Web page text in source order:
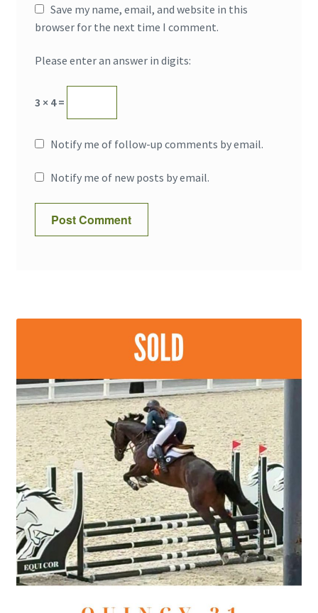
Save my name, email, and website in this
browser for the next time I comment.
Please enter an answer in digits:
3 × 4 =
Notify me of follow-up comments by email.
Notify me of new posts by email.